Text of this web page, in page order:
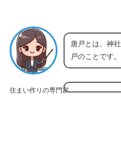
住まい作りの専門家
唐戸とは、神
戸のことです。